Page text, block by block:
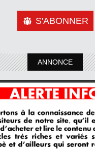
S'ABONNER
ANNONCE